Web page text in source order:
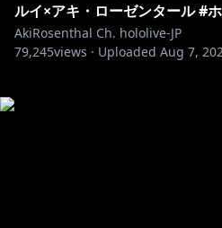
ルイ×アキ・ローゼンタール #
AkiRosenthal Ch. hololive-JP
79,245views · Uploaded Aug 7,